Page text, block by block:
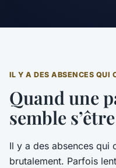
IL Y A DES ABSENCES QUI
Quand une
semble
Il y a des absences qui
brutalement. Parfois